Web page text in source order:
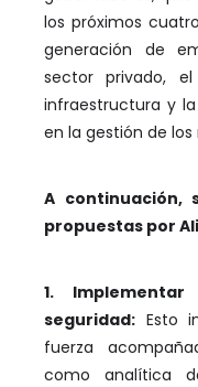
los próximos
generación de
sector privado,
infraestructura y
en la gestión de los
A continuación,
propuestas por
1.
seguridad: Esto
fuerza
como analítica